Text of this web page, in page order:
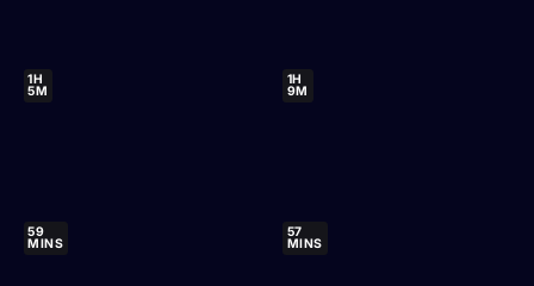
1H
5M
1H
9M
59
MINS
57
MINS